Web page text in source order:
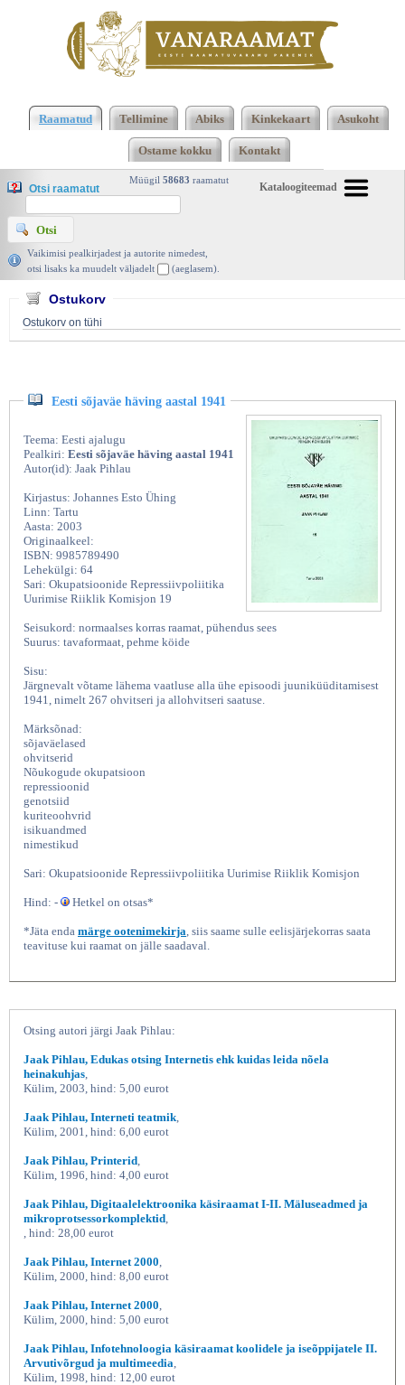
häving aastal 1941, Jaak Pihlau, Johannes Esto
Ühing 2003 | vanaraamat. ee
Raamatud Tellimine Abiks Kinkekaart Asukoht
Ostame kokku Kontakt
Kataloogiteemad
Müügil 58683 raamatut
Otsi raamatut
Vaikimisi pealkirjadest ja autorite nimedest,
otsi lisaks ka muudelt väljadelt
(aeglasem).
Ostukorv
Ostukorv on tühi
Eesti sõjaväe häving aastal 1941
Teema: Eesti ajalugu
Pealkiri: Eesti sõjaväe häving aastal 1941
Autor(id): Jaak Pihlau
Kirjastus: Johannes Esto Ühing
Linn: Tartu
Aasta: 2003
Originaalkeel:
ISBN: 9985789490
Lehekülgi: 64
Sari: Okupatsioonide Repressiivpoliitika
Uurimise Riiklik Komisjon 19
Seisukord: normaalses korras raamat, pühendus sees
Suurus: tavaformaat, pehme köide
Sisu:
Järgnevalt võtame lähema vaatluse alla ühe episoodi juuniküüditamisest
1941, nimelt 267 ohvitseri ja allohvitseri saatuse.
Märksõnad:
sõjaväelased
ohvitserid
Nõukogude okupatsioon
repressioonid
genotsiid
kuriteoohvrid
isikuandmed
nimestikud
Sari: Okupatsioonide Repressiivpoliitika Uurimise Riiklik Komisjon
Hind: - Hetkel on otsas*
*Jäta enda märge ootenimekirja, siis saame sulle eelisjärjekorras saata
teavituse kui raamat on jälle saadaval.
Otsing autori järgi Jaak Pihlau:
Jaak Pihlau, Edukas otsing Internetis ehk kuidas leida nõela
heinakuhjas,
Külim, 2003, hind: 5,00 eurot
Jaak Pihlau, Interneti teatmik,
Külim, 2001, hind: 6,00 eurot
Jaak Pihlau, Printerid,
Külim, 1996, hind: 4,00 eurot
Jaak Pihlau, Digitaalelektroonika käsiraamat I-II. Mäluseadmed ja
mikroprotsessorkomplektid,
, hind: 28,00 eurot
Jaak Pihlau, Internet 2000,
Külim, 2000, hind: 8,00 eurot
Jaak Pihlau, Internet 2000,
Külim, 2000, hind: 5,00 eurot
Jaak Pihlau, Infotehnoloogia käsiraamat koolidele ja iseõppijatele II.
Arvutivõrgud ja multimeedia,
Külim, 1998, hind: 12,00 eurot